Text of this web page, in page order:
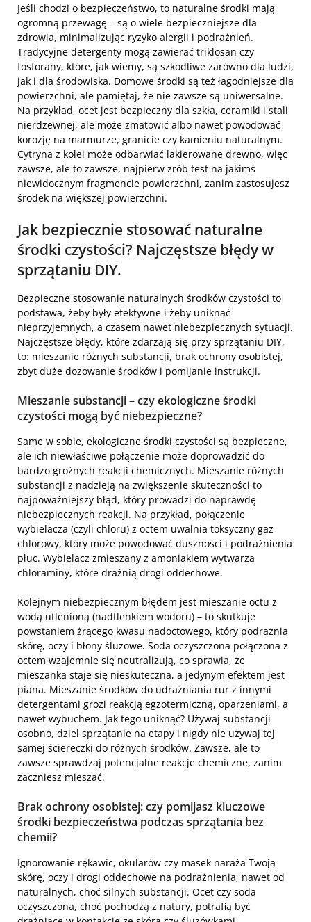
Jeśli chodzi o bezpieczeństwo, to naturalne środki mają
ogromną przewagę – są o wiele bezpieczniejsze dla
zdrowia, minimalizując ryzyko alergii i podrażnień.
Tradycyjne detergenty mogą zawierać triklosan czy
fosforany, które, jak wiemy, są szkodliwe zarówno dla ludzi,
jak i dla środowiska. Domowe środki są też łagodniejsze dla
powierzchni, ale pamiętaj, że nie zawsze są uniwersalne.
Na przykład, ocet jest bezpieczny dla szkła, ceramiki i stali
nierdzewnej, ale może zmatowić albo nawet powodować
korozję na marmurze, granicie czy kamieniu naturalnym.
Cytryna z kolei może odbarwiać lakierowane drewno, więc
zawsze, ale to zawsze, najpierw zrób test na jakimś
niewidocznym fragmencie powierzchni, zanim zastosujesz
środek na większej powierzchni.
Jak bezpiecznie stosować naturalne
środki czystości? Najczęstsze błędy w
sprzątaniu DIY.
Bezpieczne stosowanie naturalnych środków czystości to
podstawa, żeby były efektywne i żeby uniknąć
nieprzyjemnych, a czasem nawet niebezpiecznych sytuacji.
Najczęstsze błędy, które zdarzają się przy sprzątaniu DIY,
to: mieszanie różnych substancji, brak ochrony osobistej,
zbyt duże dozowanie środków i pomijanie instrukcji.
Mieszanie substancji – czy ekologiczne środki
czystości mogą być niebezpieczne?
Same w sobie, ekologiczne środki czystości są bezpieczne,
ale ich niewłaściwe połączenie może doprowadzić do
bardzo groźnych reakcji chemicznych. Mieszanie różnych
substancji z nadzieją na zwiększenie skuteczności to
najpoważniejszy błąd, który prowadzi do naprawdę
niebezpiecznych reakcji. Na przykład, połączenie
wybielacza (czyli chloru) z octem uwalnia toksyczny gaz
chlorowy, który może powodować duszności i podrażnienia
płuc. Wybielacz zmieszany z amoniakiem wytwarza
chloraminy, które drażnią drogi oddechowe.
Kolejnym niebezpiecznym błędem jest mieszanie octu z
wodą utlenioną (nadtlenkiem wodoru) – to skutkuje
powstaniem żrącego kwasu nadoctowego, który podrażnia
skórę, oczy i błony śluzowe. Soda oczyszczona połączona z
octem wzajemnie się neutralizują, co sprawia, że
mieszanka staje się nieskuteczna, a jedynym efektem jest
piana. Mieszanie środków do udrażniania rur z innymi
detergentami grozi reakcją egzotermiczną, oparzeniami, a
nawet wybuchem. Jak tego uniknąć? Używaj substancji
osobno, dziel sprzątanie na etapy i nigdy nie używaj tej
samej ściereczki do różnych środków. Zawsze, ale to
zawsze sprawdzaj potencjalne reakcje chemiczne, zanim
zaczniesz mieszać.
Brak ochrony osobistej: czy pomijasz kluczowe
środki bezpieczeństwa podczas sprzątania bez
chemii?
Ignorowanie rękawic, okularów czy masek naraża Twoją
skórę, oczy i drogi oddechowe na podrażnienia, nawet od
naturalnych, choć silnych substancji. Ocet czy soda
oczyszczona, choć pochodzą z natury, potrafią być